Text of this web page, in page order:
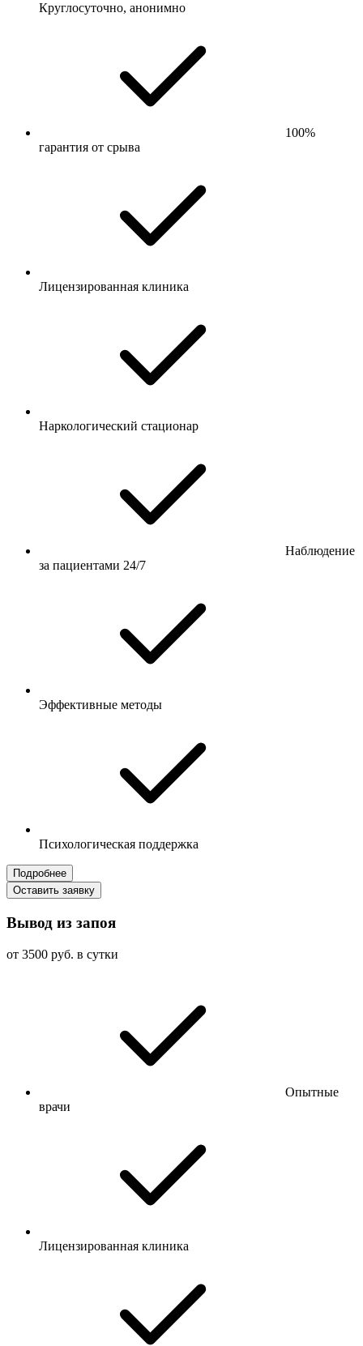
Круглосуточно, анонимно
100%
гарантия от срыва
Лицензированная клиника
Наркологический стационар
Наблюдение
за пациентами 24/7
Эффективные методы
Психологическая поддержка
Подробнее
Оставить заявку
Вывод из запоя
от 3500 руб. в сутки
Опытные
врачи
Лицензированная клиника